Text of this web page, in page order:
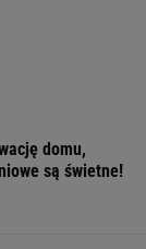
domu,
są świetne!